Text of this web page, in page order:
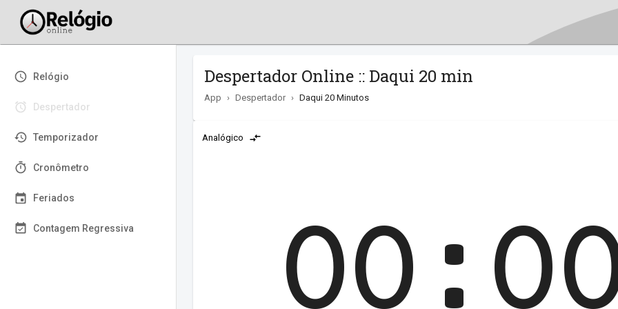
Relógio
Despertador
Temporizador
Cronômetro
Feriados
Contagem Regressiva
Despertador Online :: Daqui 20 min
App › Despertador › Daqui 20 Minutos
Analógico